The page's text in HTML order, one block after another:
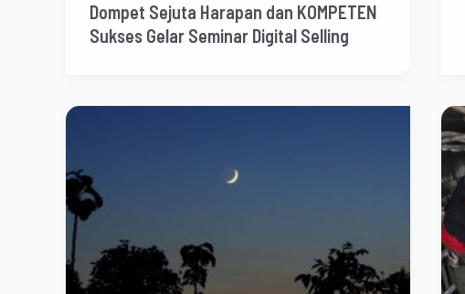
Dompet Sejuta Harapan dan KOMPETEN
Sukses Gelar Seminar Digital Selling